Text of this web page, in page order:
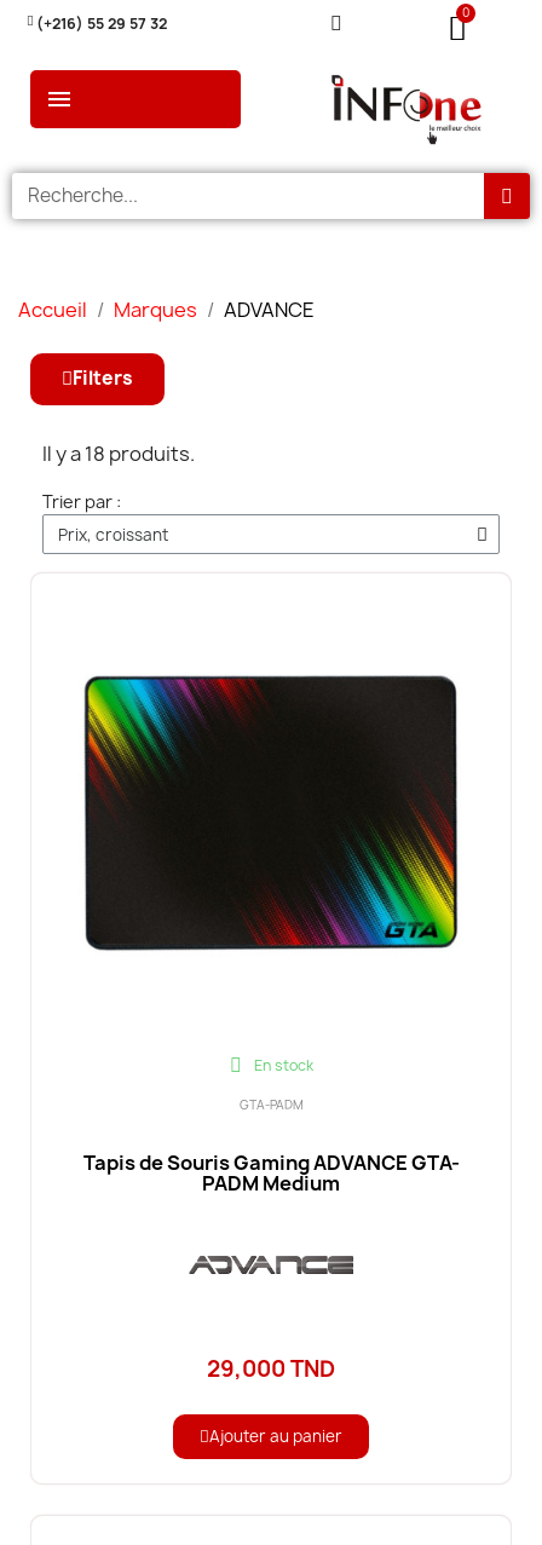
(+216) 55 29 57 32
Accueil Marques ADVANCE
Filters
Il y a 18 produits.
Trier par :
En stock
GTA-PADM
Tapis de Souris Gaming ADVANCE GTA-
PADM Medium
29,000 TND
Ajouter au panier